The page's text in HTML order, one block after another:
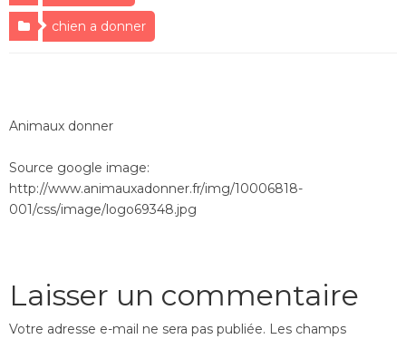
chien a donner
Animaux donner
Source google image:
http://www.animauxadonner.fr/img/10006818-
001/css/image/logo69348.jpg
Laisser un commentaire
Votre adresse e-mail ne sera pas publiée. Les champs